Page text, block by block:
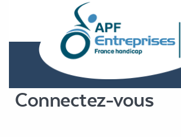
Connectez-vous